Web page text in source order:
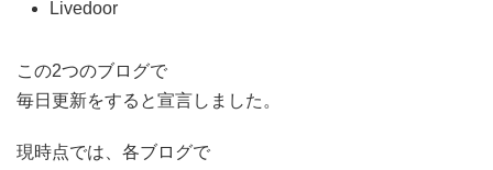
Livedoor
この2つのブログで
毎日更新をすると宣言しました。
現時点では、各ブログで